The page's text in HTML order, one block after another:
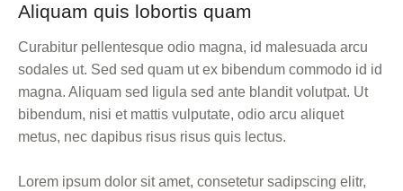
Aliquam quis lobortis quam
Curabitur pellentesque odio magna, id malesuada arcu
sodales ut. Sed sed quam ut ex bibendum commodo id id
magna. Aliquam sed ligula sed ante blandit volutpat. Ut
bibendum, nisi et mattis vulputate, odio arcu aliquet
metus, nec dapibus risus risus quis lectus.
Lorem ipsum dolor sit amet, consetetur sadipscing elitr,